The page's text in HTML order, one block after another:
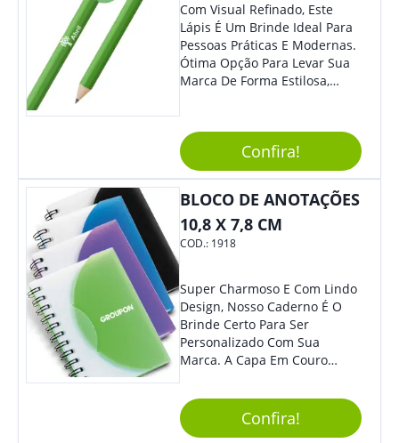
Com Visual Refinado, Este
Lápis É Um Brinde Ideal Para
Pessoas Práticas E Modernas.
Ótima Opção Para Levar Sua
Marca De Forma Estilosa,
Reuniões Corporativas Ou Até
Mesmo Para Presentear
Colaboradores E Parceiros De
Confira!
BLOCO DE ANOTAÇÕES
10,8 X 7,8 CM
COD.: 1918
Super Charmoso E Com Lindo
Design, Nosso Caderno É O
Brinde Certo Para Ser
Personalizado Com Sua
Marca. A Capa Em Couro
Elástico Permite Maior
Segurança Ao Carregá-Lo.
Ofereça A Seus Clientes E
Confira!